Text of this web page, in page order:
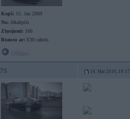
Kopš: 15. Jan 2009
No: Jēkabpils
Ziņojumi: 166
Braucu ar: E30 cabrio
7S 16. Mar 2010, 19:17